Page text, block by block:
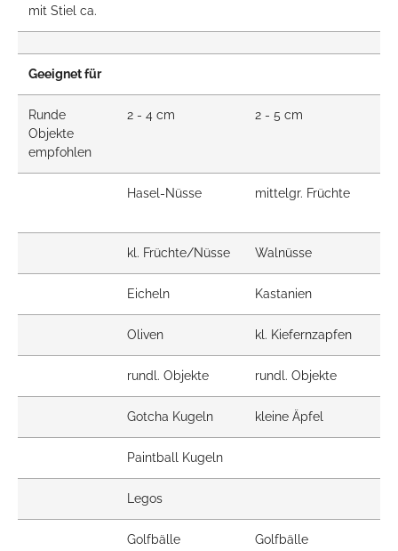
mit Stiel ca.
Geeignet für
Runde
Objekte
empfohlen
2 - 4 cm 2 - 5 cm
Hasel-Nüsse mittelgr. Früchte
kl. Früchte/Nüsse Walnüsse
Eicheln Kastanien
Oliven kl. Kiefernzapfen
rundl. Objekte rundl. Objekte
Gotcha Kugeln kleine Äpfel
Paintball Kugeln
Legos
Golfbälle Golfbälle